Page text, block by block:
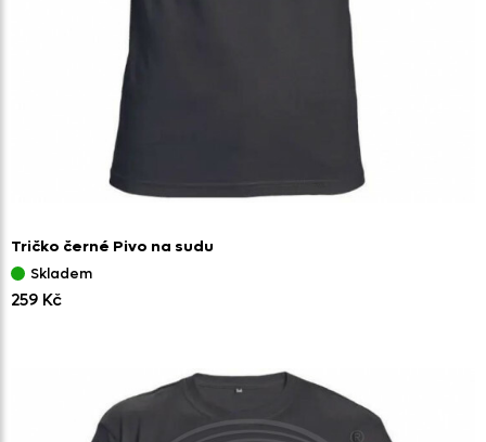
Tričko černé Pivo na sudu
Skladem
259 Kč